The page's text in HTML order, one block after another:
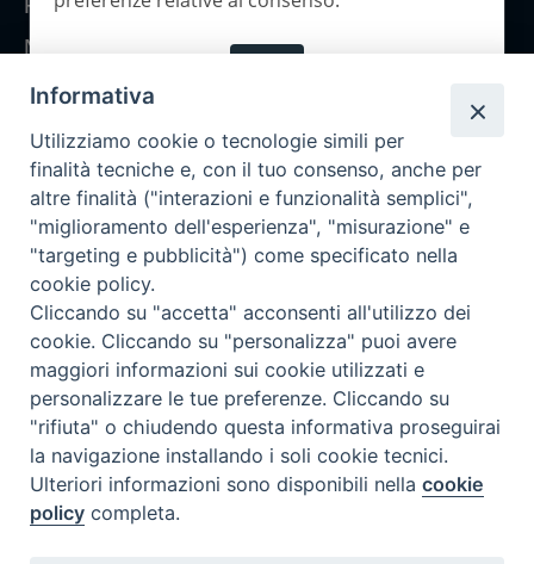
Home
Notizie
Rubriche
Chi siamo
Come abbonarsi
Contatti
Informativa
Utilizziamo cookie o tecnologie simili per
finalità tecniche e, con il tuo consenso, anche per
altre finalità ("interazioni e funzionalità semplici",
"miglioramento dell'esperienza", "misurazione" e
"targeting e pubblicità") come specificato nella
cookie policy.
Cliccando su "accetta" acconsenti all'utilizzo dei
cookie. Cliccando su "personalizza" puoi avere
maggiori informazioni sui cookie utilizzati e
personalizzare le tue preferenze. Cliccando su
"rifiuta" o chiudendo questa informativa proseguirai
la navigazione installando i soli cookie tecnici.
Ulteriori informazioni sono disponibili nellacookie
policy completa.